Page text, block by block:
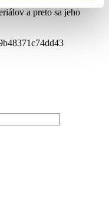
a preto sa jeho